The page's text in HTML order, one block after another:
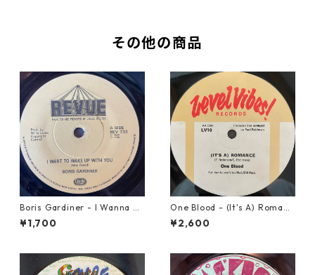
その他の商品
Boris Gardiner - I Wanna W
ake Up With You【7-2192
4】
¥1,700
One Blood - (It's A) Romanc
e【12-50054】
¥2,600